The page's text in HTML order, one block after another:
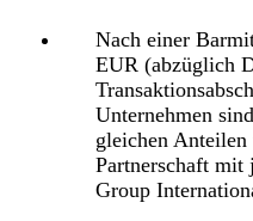
Nach einer
EUR (abzüglich
Unternehmen
gleichen
Partnerschaft mit
Group